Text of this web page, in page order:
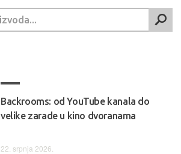
Backrooms: od YouTube kanala do
velike zarade u kino dvoranama
22. srpnja 2026.